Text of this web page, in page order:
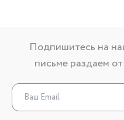
Подпишитесь на
письме раздаем